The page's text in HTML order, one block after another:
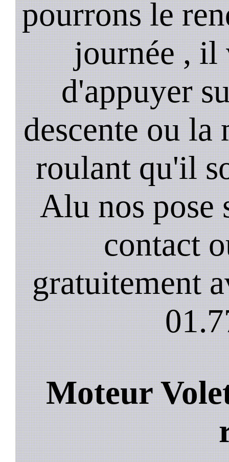
pourrons le
journée , il
d'appuyer
descente ou
roulant qu'il
Alu nos pose
contact
gratuitement
Moteur